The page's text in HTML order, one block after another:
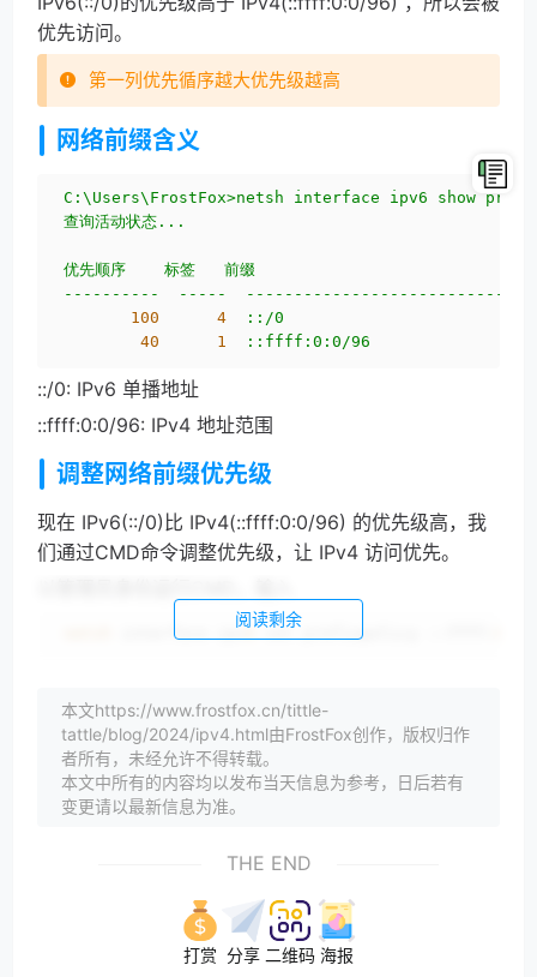
优先访问。
第一列优先循序越大优先级越高
网络前缀含义
C:\Users\FrostFox>netsh interface ipv6 show
查询活动状态...
优先顺序 标签
前缀
----------
-----
100
4
::/0
40
1 ::ffff:0:0/96
::/0: IPv6 单播地址
::ffff:0:0/96: IPv4 地址范围
调整网络前缀优先级
现在 IPv6(::/0)比 IPv4(::ffff:0:0/96) 的优先级高，我
们通过CMD命令调整优先级，让 IPv4 访问优先。
interface ipv 6 set prefixpolicy ::ffff:
之后可通过ping栈站点来检查是否生效。
然而你会发现，重启电脑后还是 IPv6 访问优先。
这是因为网络前缀访问优先级中只剩下 IPv4，加回
IPv6 的网络前缀即可达到IPv4 访问优先的目的。
interface ipv6 add  prefixpolicy ::/
阅读剩余
本文https://www.frostfox.cn/tittle-
tattle/blog/2024/ipv4.html由FrostFox创作，版权归作
者所有，未经允许不得转载。
本文中所有的内容均以发布当天信息为参考，日后若有
变更请以最新信息为准。
THE END
打赏 分享 二维码 海报